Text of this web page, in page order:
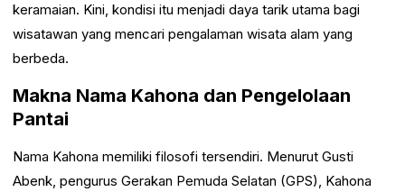
keramaian. Kini, kondisi itu menjadi daya tarik utama bagi
wisatawan yang mencari pengalaman wisata alam yang
berbeda.
Makna Nama Kahona dan Pengelolaan
Pantai
Nama Kahona memiliki filosofi tersendiri. Menurut Gusti
Abenk, pengurus Gerakan Pemuda Selatan (GPS), Kahona